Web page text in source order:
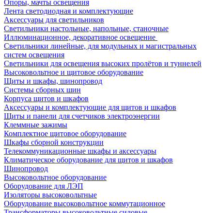
Опоры, мачты освещения
Лента светодиодная и комплектующие
Аксессуары для светильников
Светильники настольные, напольные, станочные
Иллюминационное, декоративное освещение
Светильники линейные, для модульных и магистральных
систем освещения
Светильники для освещения высоких пролётов и туннелей
Высоковольтное и щитовое оборудование
Щиты и шкафы, шинопровод
Системы сборных шин
Корпуса щитов и шкафов
Аксессуары и комплектующие для щитов и шкафов
Щиты и панели для счетчиков электроэнергии
Клеммные зажимы
Комплектное щитовое оборудование
Шкафы сборной конструкции
Телекоммуникационные шкафы и аксессуары
Климатическое оборудование для щитов и шкафов
Шинопровод
Высоковольтное оборудование
Оборудование для ЛЭП
Изоляторы высоковольтные
Оборудование высоковольтное коммутационное